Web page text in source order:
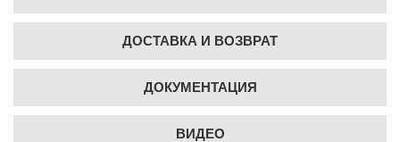
ДОСТАВКА И ВОЗВРАТ
ДОКУМЕНТАЦИЯ
ВИДЕО